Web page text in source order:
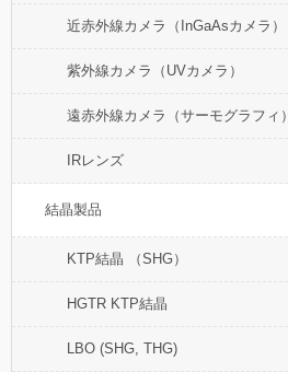
近赤外線カメラ（InGaAsカメラ）
紫外線カメラ（UVカメラ）
遠赤外線カメラ（サーモグラフィ）
IRレンズ
結晶製品
KTP結晶 （SHG）
HGTR KTP結晶
LBO (SHG, THG)